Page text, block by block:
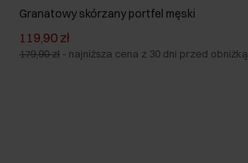
Granatowy skórzany portfel męski
119,90 zł
179,90 zł - najniższa cena z 30 dni przed obniżką